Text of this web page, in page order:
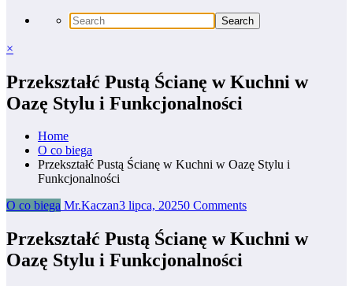
×
Przekształć Pustą Ścianę w Kuchni w
Oazę Stylu i Funkcjonalności
Home
O co biega
Przekształć Pustą Ścianę w Kuchni w Oazę Stylu i
Funkcjonalności
O co biega Mr.Kaczan3 lipca, 20250 Comments
Przekształć Pustą Ścianę w Kuchni w
Oazę Stylu i Funkcjonalności